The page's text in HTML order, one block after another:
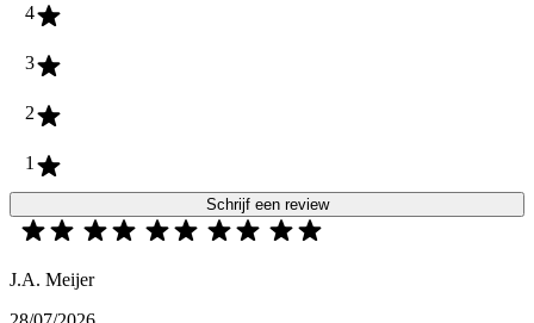
4
3
2
1
Schrijf een review
J.A. Meijer